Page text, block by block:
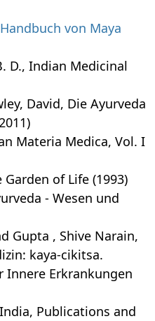
von Maya
D., Indian Medicinal
David, Die Ayurveda
Materia Medica, Vol. I
of Life (1993)
- Wesen und
Gupta , Shive Narain,
kaya-cikitsa.
Innere Erkrankungen
Publications and